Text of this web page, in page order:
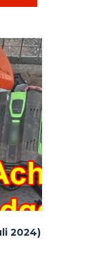
2024)